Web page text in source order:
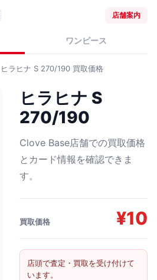
店舗案内
ワンピース
ヒラヒナ S 270/190 買取価格
ヒラヒナ S
270/190
Clove Base店舗での買取価格
とカード情報を確認できま
す。
買取価格 ¥10
店頭で査定・買取を受け付けて
います。